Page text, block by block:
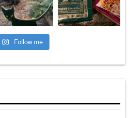
Follow me